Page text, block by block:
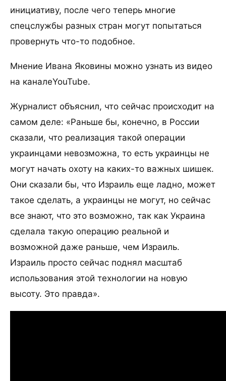
инициативу, после чего теперь многие
спецслужбы разных стран могут попытаться
провернуть что-то подобное.
Мнение Ивана Яковины можно узнать из видео
на каналеYouTube.
Журналист объяснил, что сейчас происходит на
самом деле: «Раньше бы, конечно, в России
сказали, что реализация такой операции
украинцами невозможна, то есть украинцы не
могут начать охоту на каких-то важных шишек.
Они сказали бы, что Израиль еще ладно, может
такое сделать, а украинцы не могут, но сейчас
все знают, что это возможно, так как Украина
сделала такую операцию реальной и
возможной даже раньше, чем Израиль.
Израиль просто сейчас поднял масштаб
использования этой технологии на новую
высоту. Это правда».